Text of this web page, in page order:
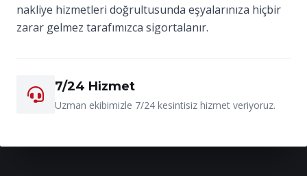
nakliye hizmetleri doğrultusunda eşyalarınıza hiçbir
zarar gelmez tarafımızca sigortalanır.
7/24 Hizmet
Uzman ekibimizle 7/24 kesintisiz hizmet veriyoruz.